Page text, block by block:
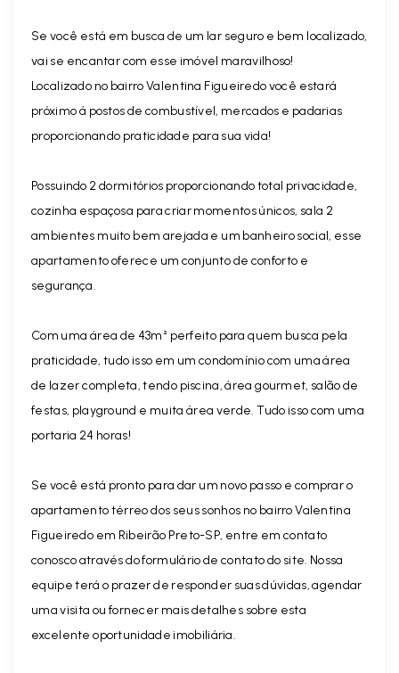
Se você está em busca de um lar seguro e bem localizado,
vai se encantar com esse imóvel maravilhoso!
Localizado no bairro Valentina Figueiredo você estará
próximo á postos de combustível, mercados e padarias
proporcionando praticidade para sua vida!
Possuindo 2 dormitórios proporcionando total privacidade,
cozinha espaçosa para criar momentos únicos, sala 2
ambientes muito bem arejada e um banheiro social, esse
apartamento oferece um conjunto de conforto e
segurança.
Com uma área de 43m² perfeito para quem busca pela
praticidade, tudo isso em um condomínio com uma área
de lazer completa, tendo piscina, área gourmet, salão de
festas, playground e muita área verde. Tudo isso com uma
portaria 24 horas!
Se você está pronto para dar um novo passo e comprar o
apartamento térreo dos seus sonhos no bairro Valentina
Figueiredo em Ribeirão Preto-SP, entre em contato
conosco através do formulário de contato do site. Nossa
equipe terá o prazer de responder suas dúvidas, agendar
uma visita ou fornecer mais detalhes sobre esta
excelente oportunidade imobiliária.